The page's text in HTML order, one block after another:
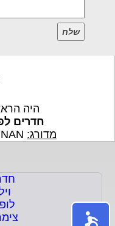
שלח
היה
חדרים
מדורג: NAN